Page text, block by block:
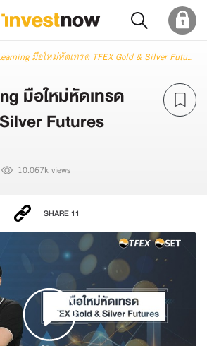
มือใหม่หัดเทรด TFEX Gold & Silver Futures
มือใหม่หัดเทรด
Futures
10.067k views
SHARE11